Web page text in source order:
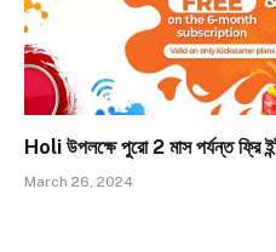
Holi উপলক্ষে পুরো 2 মাস পর্যন্ত ফ্রি
March 26, 2024